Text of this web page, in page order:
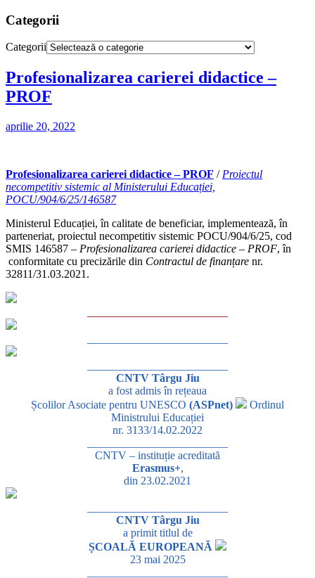
Categorii
Categorii
Profesionalizarea carierei didactice –
PROF
aprilie 20, 2022
Profesionalizarea carierei didactice – PROF / Proiectul
necompetitiv sistemic al Ministerului Educației,
POCU/904/6/25/146587
Ministerul Educației, în calitate de beneficiar, implementează, în
parteneriat, proiectul necompetitiv sistemic POCU/904/6/25, cod
SMIS 146587 – Profesionalizarea carierei didactice – PROF, în
conformitate cu precizările din Contractul de finanțare nr.
32811/31.03.2021.
CNTV Târgu Jiu
a fost admis în rețeaua
Școlilor Asociate pentru UNESCO (ASPnet)
Ordinul
Ministrului Educației
nr. 3133/14.02.2022
CNTV – instituție acreditată
Erasmus+,
din 23.02.2021
CNTV Târgu Jiu
a primit titlul de
ȘCOALĂ EUROPEANĂ
23 mai 2025